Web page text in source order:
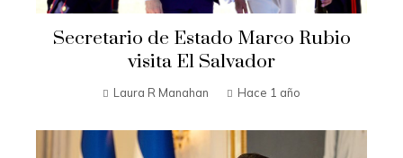
Secretario de Estado Marco Rubio
visita El Salvador
Laura R Manahan Hace 1 año